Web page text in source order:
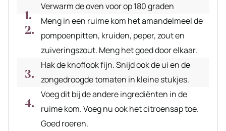
Verwarm de oven voor op 180 graden
Meng in een ruime kom het amandelmeel de
pompoenpitten, kruiden, peper, zout en
zuiveringszout. Meng het goed door elkaar.
Hak de knoflook fijn. Snijd ook de ui en de
zongedroogde tomaten in kleine stukjes.
Voeg dit bij de andere ingrediënten in de
ruime kom. Voeg nu ook het citroensap toe.
Goed roeren.